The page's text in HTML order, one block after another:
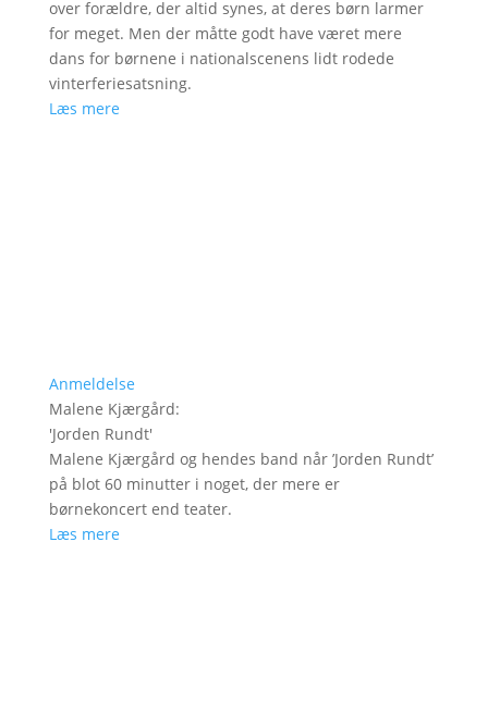
over forældre, der altid synes, at deres børn larmer
for meget. Men der måtte godt have været mere
dans for børnene i nationalscenens lidt rodede
vinterferiesatsning.
Læs mere
Anmeldelse
Malene Kjærgård:
'Jorden Rundt'
Malene Kjærgård og hendes band når ’Jorden Rundt’
på blot 60 minutter i noget, der mere er
børnekoncert end teater.
Læs mere